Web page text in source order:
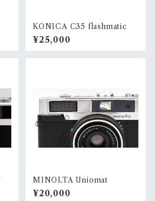
KONICA C35 flashmatic
¥25,000
MINOLTA Uniomat
¥20,000